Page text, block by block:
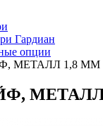
Гардиан
опции
МЕТАЛЛ 1,8 ММ